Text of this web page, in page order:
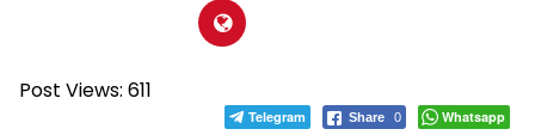
Post Views: 611
Telegram Share 0 Whatsapp